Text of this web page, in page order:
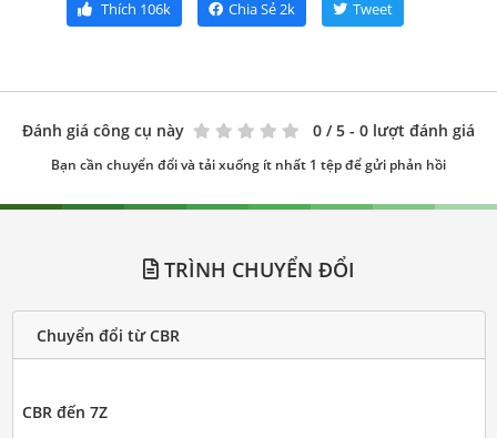
Thích 106k Chia Sẻ2k Tweet
Đánh giá công cụ này 0 / 5 - 0 lượt đánh giá
Bạn cần chuyển đổi và tải xuống ít nhất 1 tệp để gửi phản hồi
TRÌNH CHUYỂN ĐỔI
Chuyển đổi từ CBR
CBR đến 7Z